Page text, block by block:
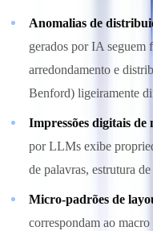
Anomalias de
gerados por IA seguem
arredondamento e
Benford) ligeiramente
Impressões digitais de
por LLMs exibe
de palavras, estrutura
Micro-padrões de
correspondam ao